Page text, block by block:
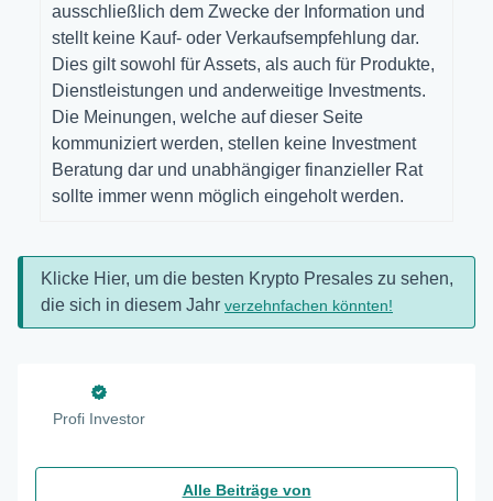
ausschließlich dem Zwecke der Information und
stellt keine Kauf- oder Verkaufsempfehlung dar.
Dies gilt sowohl für Assets, als auch für Produkte,
Dienstleistungen und anderweitige Investments.
Die Meinungen, welche auf dieser Seite
kommuniziert werden, stellen keine Investment
Beratung dar und unabhängiger finanzieller Rat
sollte immer wenn möglich eingeholt werden.
Klicke Hier, um die besten Krypto Presales zu sehen,
die sich in diesem Jahr verzehnfachen könnten!
Profi Investor
Alle Beiträge von